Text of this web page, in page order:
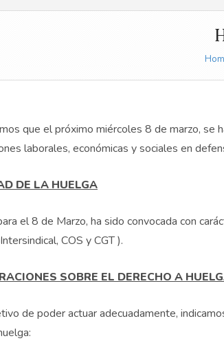
que el próximo miércoles 8 de marzo, se
laborales, económicas y sociales en
DE LA HUELGA
el 8 de Marzo, ha sido convocada con
COS y CGT ).
SOBRE EL DERECHO A
de poder actuar adecuadamente,